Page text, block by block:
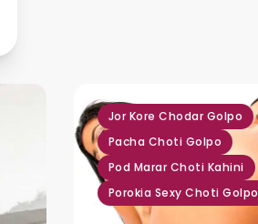
Jor Kore Chodar Golpo
Pacha Choti Golpo
Pod Marar Choti Kahini
Porokia Sexy Choti Golpo